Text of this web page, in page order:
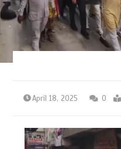
April 18, 2025 0